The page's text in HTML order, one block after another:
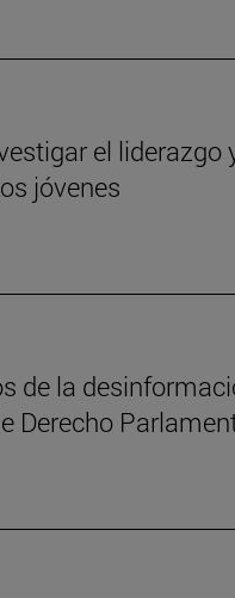
el liderazgo
jóvenes
de la
Derecho